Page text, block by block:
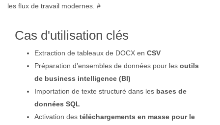
les flux de travail modernes. #
Cas d'utilisation clés
Extraction de tableaux de DOCX en CSV
Préparation d’ensembles de données pour les outils
de business intelligence (BI)
Importation de texte structuré dans les bases de
données SQL
Activation des téléchargements en masse pour le